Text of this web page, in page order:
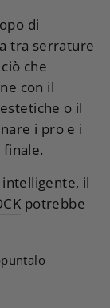
di
tra serrature
che
con il
o il
i pro e i
il
potrebbe
Twitter